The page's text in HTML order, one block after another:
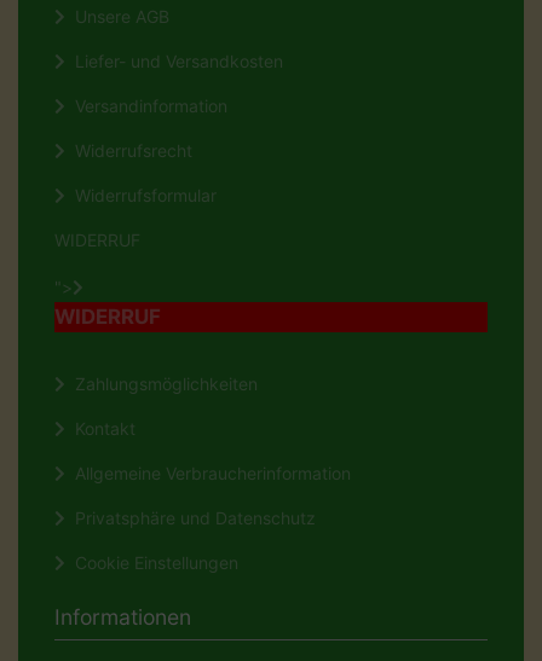
Unsere AGB
Liefer- und Versandkosten
Versandinformation
Widerrufsrecht
Widerrufsformular
WIDERRUF
">
WIDERRUF
Zahlungsmöglichkeiten
Kontakt
Allgemeine Verbraucherinformation
Privatsphäre und Datenschutz
Cookie Einstellungen
Informationen